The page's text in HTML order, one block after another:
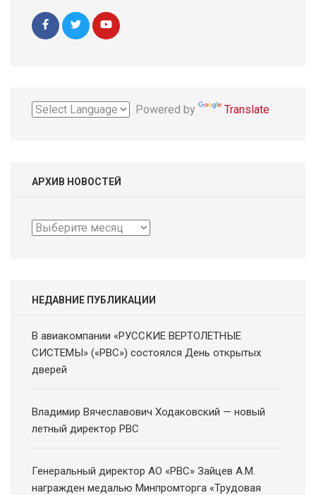
Powered by Translate
АРХИВ НОВОСТЕЙ
Архив
НЕДАВНИЕ ПУБЛИКАЦИИ
В авиакомпании «РУССКИЕ ВЕРТОЛЕТНЫЕ
СИСТЕМЫ» («РВС») состоялся День открытых
дверей
Владимир Вячеславович Ходаковский — новый
летный директор РВС
Генеральный директор АО «РВС» Зайцев А.М.
награжден медалью Минпромторга «Трудовая